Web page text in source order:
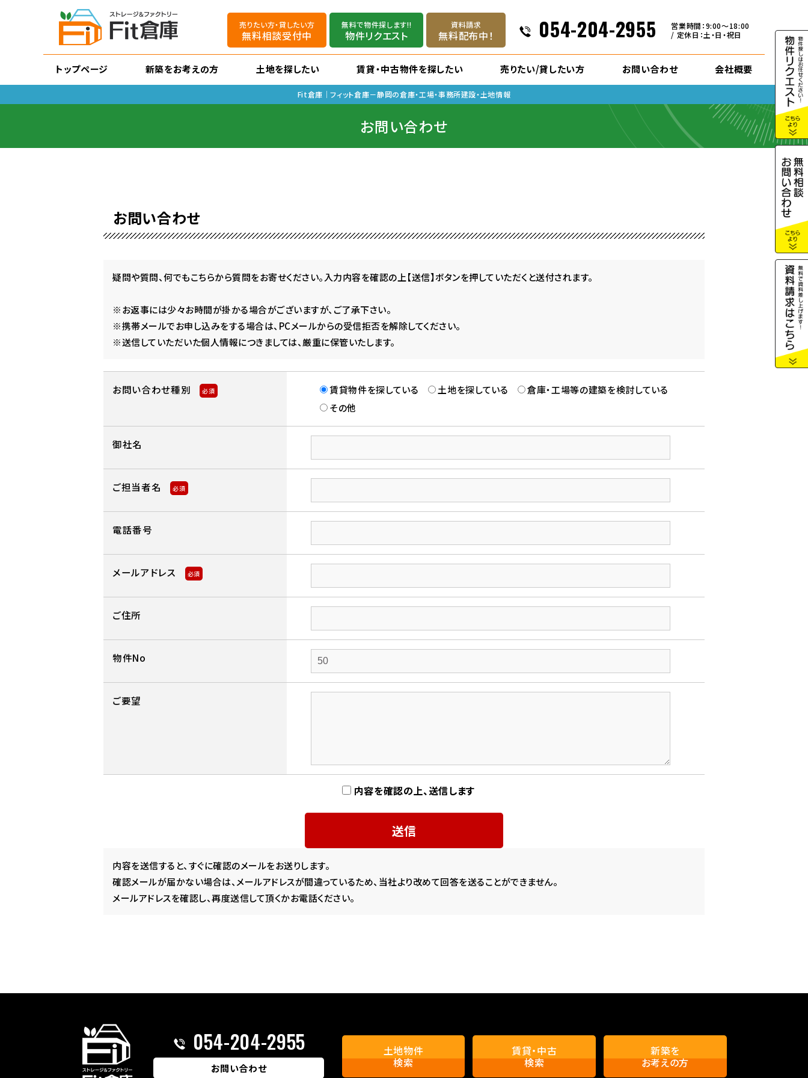
売りたい方・貸したい方
無料相談受付中
無料で物件探します!!
物件リクエスト
資料請求
無料配布中！ 054-204-2955
営業時間：9:00～18:00
/ 定休日：土・日・祝日
トップページ 新築をお考えの方 土地を探したい 賃貸・中古物件を探したい 売りたい/貸したい方 お問い合わせ 会社概要
Fit倉庫｜フィット倉庫－静岡の倉庫・工場・事務所建設・土地情報
お問い合わせ
お問い合わせ
疑問や質問、何でもこちらから質問をお寄せください。入力内容を確認の上【送信】ボタンを押していただくと送付されます。
※お返事には少々お時間が掛かる場合がございますが、ご了承下さい。
※携帯メールでお申し込みをする場合は、PCメールからの受信拒否を解除してください。
※送信していただいた個人情報につきましては、厳重に保管いたします。
お問い合わせ種別 必須 賃貸物件を探している 土地を探している
倉庫・工場等の建築を検討している
その他
御社名
ご担当者名 必須
電話番号
メールアドレス 必須
ご住所
物件No
ご要望
内容を確認の上、送信します
内容を送信すると、すぐに確認のメールをお送りします。
確認メールが届かない場合は、メールアドレスが間違っているため、当社より改めて回答を送ることができません。
メールアドレスを確認し、再度送信して頂くかお電話ください。
054-204-2955
お問い合わせ
土地物件
検索
賃貸・中古
検索
新築を
お考えの方